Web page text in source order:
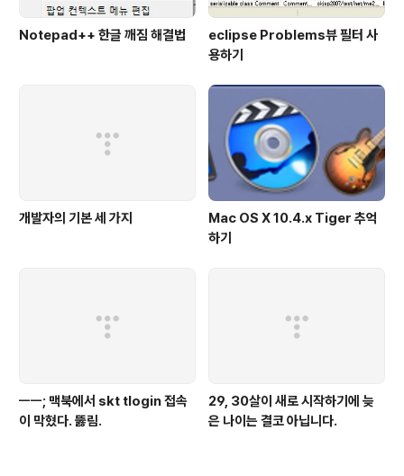
Notepad++ 한글 깨짐 해결법
eclipse Problems뷰 필터 사
용하기
개발자의 기본 세 가지
Mac OS X 10.4.x Tiger 추억
하기
ㅡㅡ; 맥북에서 skt tlogin 접속
이 막혔다. 뚫림.
29, 30살이 새로 시작하기에 늦
은 나이는 결코 아닙니다.